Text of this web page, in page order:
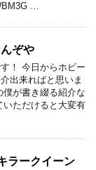
…
ぞや
！ 今日からホビー
出来ればと思いま
が書き綴る紹介な
ただけると大変有
ラークイーン